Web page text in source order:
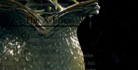
Webbserierecensioner
The X-Files
2024: Januari
2023: Januari Mars
2022: Mars April
2021: Januari Mars April September December
2020: Januari Februari MarsApril Maj Juni Juli